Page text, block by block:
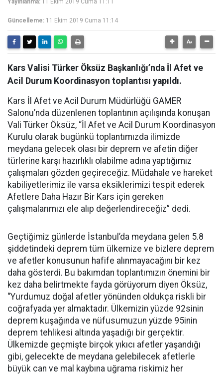
Yayınlanma: 11 Ekim 2019 Cuma 11:11
Güncelleme: 11 Ekim 2019 Cuma 11:14
Kars Valisi Türker Öksüz Başkanlığı’nda İl Afet ve
Acil Durum Koordinasyon toplantısı yapıldı.
Kars İl Afet ve Acil Durum Müdürlüğü GAMER
Salonu’nda düzenlenen toplantının açılışında konuşan
Vali Türker Öksüz, “İl Afet ve Acil Durum Koordinasyon
Kurulu olarak bugünkü toplantımızda ilimizde
meydana gelecek olası bir deprem ve afetin diğer
türlerine karşı hazırlıklı olabilme adına yaptığımız
çalışmaları gözden geçireceğiz. Müdahale ve hareket
kabiliyetlerimiz ile varsa eksiklerimizi tespit ederek
Afetlere Daha Hazır Bir Kars için gereken
çalışmalarımızı ele alıp değerlendireceğiz” dedi.
Geçtiğimiz günlerde İstanbul’da meydana gelen 5.8
şiddetindeki deprem tüm ülkemize ve bizlere deprem
ve afetler konusunun hafife alınmayacağını bir kez
daha gösterdi. Bu bakımdan toplantımızın önemini bir
kez daha belirtmekte fayda görüyorum diyen Öksüz,
“Yurdumuz doğal afetler yönünden oldukça riskli bir
coğrafyada yer almaktadır. Ülkemizin yüzde 92sinin
deprem kuşağında ve nüfusumuzun yüzde 95inin
deprem tehlikesi altında yaşadığı bir gerçektir.
Ülkemizde geçmişte birçok yıkıcı afetler yaşandığı
gibi, gelecekte de meydana gelebilecek afetlerle
büyük can ve mal kaybına uğrama riskimiz her